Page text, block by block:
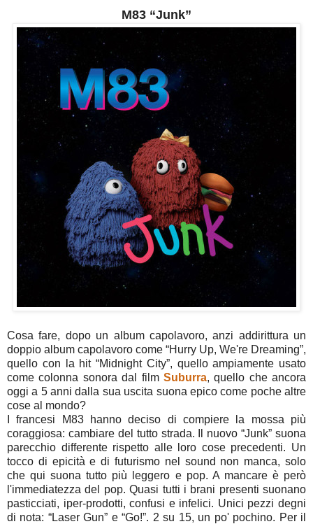
M83 “Junk”
Cosa fare, dopo un album capolavoro, anzi addirittura un
doppio album capolavoro come “Hurry Up, We're Dreaming”,
quello con la hit “Midnight City”, quello ampiamente usato
come colonna sonora dal film Suburra, quello che ancora
oggi a 5 anni dalla sua uscita suona epico come poche altre
cose al mondo?
I francesi M83 hanno deciso di compiere la mossa più
coraggiosa: cambiare del tutto strada. Il nuovo “Junk” suona
parecchio differente rispetto alle loro cose precedenti. Un
tocco di epicità e di futurismo nel sound non manca, solo
che qui suona tutto più leggero e pop. A mancare è però
l'immediatezza del pop. Quasi tutti i brani presenti suonano
pasticciati, iper-prodotti, confusi e infelici. Unici pezzi degni
di nota: “Laser Gun” e “Go!”. 2 su 15, un po' pochino. Per il